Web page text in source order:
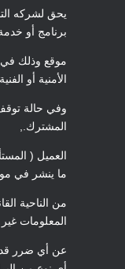
يحق لشركه
برنامج أو
موقع وذلك في
الأمنية أو الفنية ,
وفي حالة
المشترك.,
العميل (
ما ينشر في
من الناحية
المعلومات غير
عن أي ضرر قد